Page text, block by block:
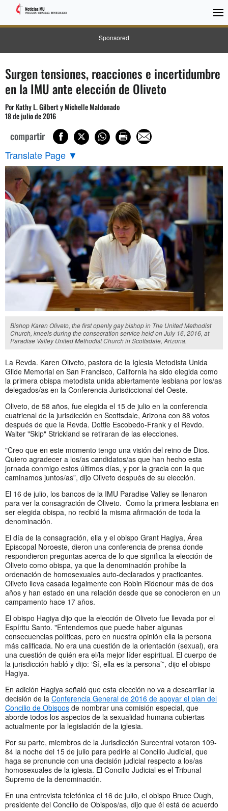
Sponsored
Surgen tensiones, reacciones e incertidumbre
en la IMU ante elección de Oliveto
Por Kathy L. Gilbert y Michelle Maldonado
18 de julio de 2016
compartir
Translate Page ▼
Bishop Karen Oliveto, the first openly gay bishop in The United Methodist
Church, kneels during the consecration service held on July 16, 2016, at
Paradise Valley United Methodist Church in Scottsdale, Arizona.
La Revda. Karen Oliveto, pastora de la Iglesia Metodista Unida
Glide Memorial en San Francisco, California ha sido elegida como
la primera obispa metodista unida abiertamente lesbiana por los/as
delegados/as en la Conferencia Jurisdiccional del Oeste.
Oliveto, de 58 años, fue elegida el 15 de julio en la conferencia
cuatrienal de la jurisdicción en Scottsdale, Arizona con 88 votos
después de que la Revda. Dottie Escobedo-Frank y el Revdo.
Walter "Skip" Strickland se retiraran de las elecciones.
"Creo que en este momento tengo una visión del reino de Dios.
Quiero agradecer a los/as candidatos/as que han hecho esta
jornada conmigo estos últimos días, y por la gracia con la que
caminamos juntos/as”, dijo Oliveto después de su elección.
El 16 de julio, los bancos de la IMU Paradise Valley se llenaron
para ver la consagración de Oliveto. Como la primera lesbiana en
ser elegida obispa, no recibió la misma afirmación de toda la
denominación.
El día de la consagración, ella y el obispo Grant Hagiya, Área
Episcopal Noroeste, dieron una conferencia de prensa donde
respondieron preguntas acerca de lo que significa la elección de
Oliveto como obispa, ya que la denominación prohíbe la
ordenación de homosexuales auto-declarados y practicantes.
Oliveto lleva casada legalmente con Robin Ridenour más de dos
años y han estado en una relación desde que se conocieron en un
campamento hace 17 años.
El obispo Hagiya dijo que la elección de Oliveto fue llevada por el
Espíritu Santo. "Entendemos que puede haber algunas
consecuencias políticas, pero en nuestra opinión ella la persona
más calificada. No era una cuestión de la orientación (sexual), era
una cuestión de quién era el/la mejor líder espiritual. El cuerpo de
la jurisdicción habló y dijo: ‘Sí, ella es la persona’”, dijo el obispo
Hagiya.
En adición Hagiya señaló que esta elección no va a descarrilar la
decisión de la Conferencia General de 2016 de apoyar el plan del
Concilio de Obispos de nombrar una comisión especial, que
aborde todos los aspectos de la sexualidad humana cubiertas
actualmente por la legislación de la iglesia.
Por su parte, miembros de la Jurisdicción Surcentral votaron 109-
84 la noche del 15 de julio para pedirle al Concilio Judicial, que
haga se pronuncie con una decisión judicial respecto a los/as
homosexuales de la iglesia. El Concilio Judicial es el Tribunal
Supremo de la denominación.
En una entrevista telefónica el 16 de julio, el obispo Bruce Ough,
presidente del Concilio de Obispos/as, dijo que él está de acuerdo